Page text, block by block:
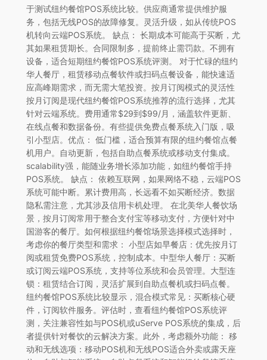
于测试纽约餐馆POS系统比较。供应商通常提供维护服
务，包括无线POS的故障修复。灵活升级，如从传统POS
机转向云端POS系统。 缺点： 长期成本可能高于买断，尤
其如果租赁期长。合同限制多，提前终止需罚款。不拥有
设备，适合短期纽约餐馆POS系统评测。 对于忙碌的纽约
华人餐厅，租赁移动点餐软件或扫码点餐设备，能快速适
应高峰期需求，而无需大笔投资。按月订阅模式的灵活性
按月订阅是现代纽约餐馆POS系统推荐的流行选择，尤其
针对云端系统。费用通常$29到$99/月，涵盖软件更新、
在线点餐和数据备份。有些提供免费点餐系统入门版，吸
引小型店。优点： 低门槛，适合预算有限的纽约餐馆点餐
机用户。自动更新，包括自助点餐系统或移动支付集成。
scalability强，能随业务增长添加功能，如纽约餐馆手持
POS系统。 缺点： 依赖互联网，如果网络不稳，云端POS
系统可能中断。累计费用高，长远看不如买断经济。数据
隐私需注意，尤其涉及信用卡机处理。 在北美华人餐饮场
景，按月订阅常用于整合支付宝等移动支付，方便针对中
国游客的餐厅。如何根据纽约餐馆场景选择模式选择时，
考虑你的餐厅类型和需求： 小型店如早餐店：优先按月订
阅或租赁免费POS系统，控制成本。中型华人餐厅：买断
或订阅云端POS系统，支持等位系统和会员管理。大型连
锁：租赁结合订阅，灵活扩展到自助点餐机或扫码点餐。
纽约餐馆POS系统比较显示，混合模式常见：买断核心硬
件，订阅软件服务。评估时，查看纽约餐馆POS系统评
测，关注兼容性如与POS机或uServe POS系统的集成，后
者提供针对餐饮的云解决方案。此外，考虑额外功能： 移
动和无线选项：移动POS机和无线POS适合外卖或露天座